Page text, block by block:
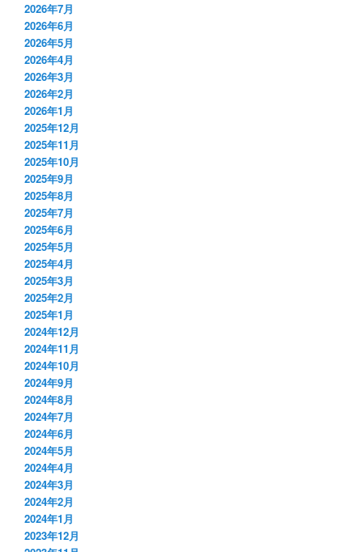
2026年7月
2026年6月
2026年5月
2026年4月
2026年3月
2026年2月
2026年1月
2025年12月
2025年11月
2025年10月
2025年9月
2025年8月
2025年7月
2025年6月
2025年5月
2025年4月
2025年3月
2025年2月
2025年1月
2024年12月
2024年11月
2024年10月
2024年9月
2024年8月
2024年7月
2024年6月
2024年5月
2024年4月
2024年3月
2024年2月
2024年1月
2023年12月